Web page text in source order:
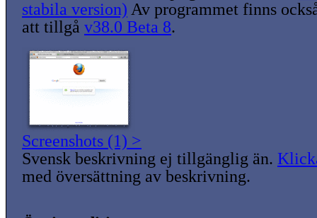
stabila version) Av programmet finns
att tillgå v38.0 Beta 8.
Screenshots (1) >
Svensk beskrivning ej tillgänglig än.
med översättning av beskrivning.